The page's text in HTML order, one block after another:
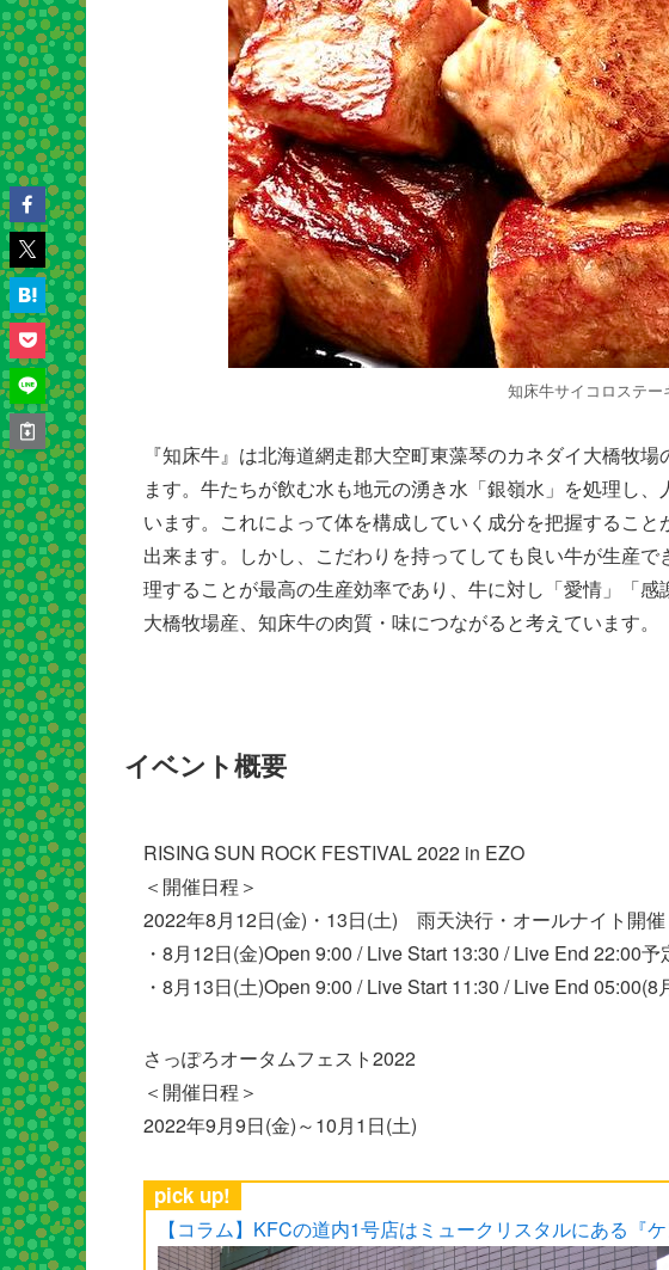
知床牛サイコロステー
『知床牛』は北海道網走郡大空町東藻琴のカネダイ大橋牧
ます。牛たちが飲む水も地元の湧き水「銀嶺水」を処理し
います。これによって体を構成していく成分を把握するこ
出来ます。しかし、こだわりを持ってしても良い牛が生産
理することが最高の生産効率であり、牛に対し「愛情」「
大橋牧場産、知床牛の肉質・味につながると考えています。
イベント概要
RISING SUN ROCK FESTIVAL 2022 in EZO
＜開催日程＞
2022年8月12日(金)・13日(土) 雨天決行・オールナイト開催
・8月12日(金)Open 9:00 / Live Start 13:30 / Live End 22:00予
・8月13日(土)Open 9:00 / Live Start 11:30 / Live End 05:00(8
さっぽろオータムフェスト2022
＜開催日程＞
2022年9月9日(金)～10月1日(土)
pick up!
【コラム】KFCの道内1号店はミュークリスタルにある『